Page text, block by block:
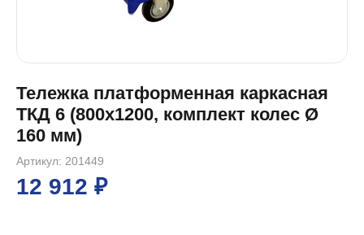
Тележка платформенная каркасная
ТКД 6 (800x1200, комплект колес Ø
160 мм)
Артикул: 201449
12 912 ₽